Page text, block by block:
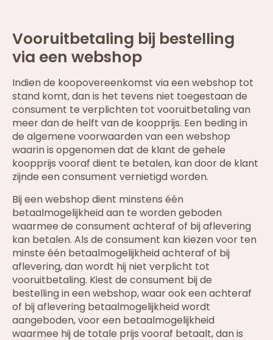
Vooruitbetaling bij bestelling
via een webshop
Indien de koopovereenkomst via een webshop tot
stand komt, dan is het tevens niet toegestaan de
consument te verplichten tot vooruitbetaling van
meer dan de helft van de koopprijs. Een beding in
de algemene voorwaarden van een webshop
waarin is opgenomen dat de klant de gehele
koopprijs vooraf dient te betalen, kan door de klant
zijnde een consument vernietigd worden.
Bij een webshop dient minstens één
betaalmogelijkheid aan te worden geboden
waarmee de consument achteraf of bij aflevering
kan betalen. Als de consument kan kiezen voor ten
minste één betaalmogelijkheid achteraf of bij
aflevering, dan wordt hij niet verplicht tot
vooruitbetaling. Kiest de consument bij de
bestelling in een webshop, waar ook een achteraf
of bij aflevering betaalmogelijkheid wordt
aangeboden, voor een betaalmogelijkheid
waarmee hij de totale prijs vooraf betaalt, dan is